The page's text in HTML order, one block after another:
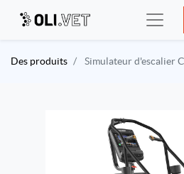
Des produits Simulateur d'escalier